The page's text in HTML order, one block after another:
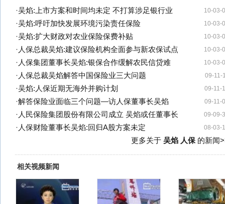
10-03-
·吴焰:上市方案和时间均未定 不打算涉足银行业
10-03-
·吴焰:呼吁加快发展环境污染责任保险
10-03-
·吴焰:扩大财政对农业保险保费补贴
10-03-
· 人保总裁吴焰:建议保险机构全面参与新农保试点
10-03-
· 人保集团董事长吴焰:银保合作缓解农民信贷难
09-11-
· 人保总裁吴焰解答中国保险业三大问题
09-11-
·吴焰:人保近期无海外并购计划
09-11-
·解答保险业面临三个问题—访人保董事长吴焰
09-09-
· 人民保险集团股份有限公司成立 吴焰或任董事长
08-03-
· 人保财险董事长吴焰:回归A股方案未定
更多关于 吴焰 人保的新闻
相关视频新闻